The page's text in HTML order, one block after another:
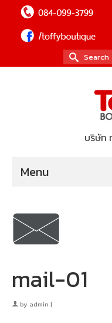
Search
for:
บริษัท
Menu
mail-01
by admin |